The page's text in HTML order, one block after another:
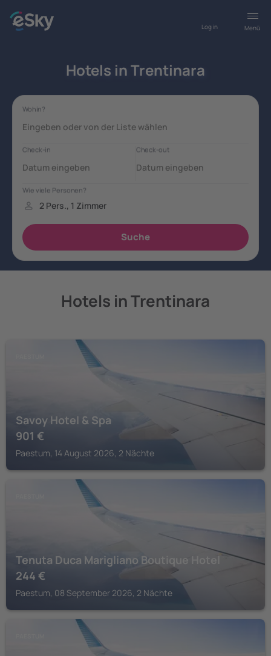
Menü
Log in
Hotels in Trentinara
Hotels in Trentinara
Savoy Hotel & Spa
901 €
Paestum, 14 August 2026, 2 Nächte
Tenuta Duca Marigliano Boutique Hotel
244 €
Paestum, 08 September 2026, 2 Nächte